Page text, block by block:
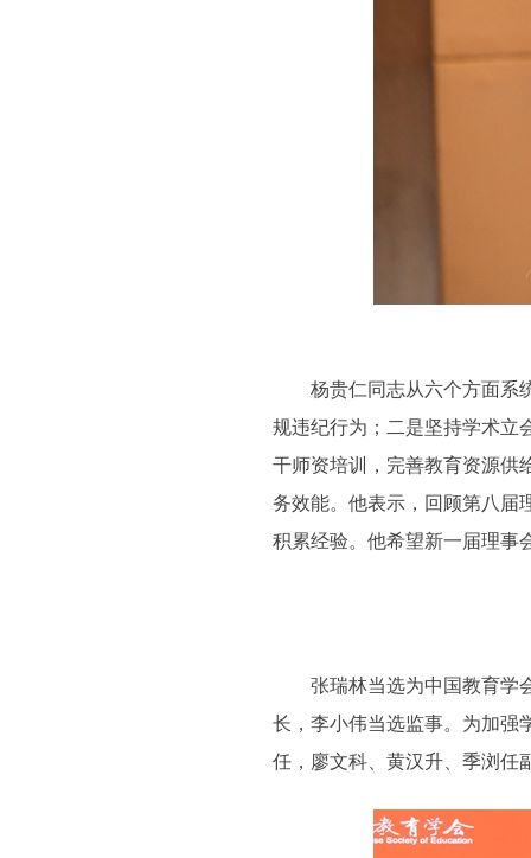
杨贵仁同志从六个方面系统
规违纪行为；二是坚持学术立
干师资培训，完善教育资源供
务效能。他表示，回顾第八届
积累经验。他希望新一届理事
张瑞林当选为中国教育学会
长，李小伟当选监事。为加强
任，廖文科、黄汉升、季浏任